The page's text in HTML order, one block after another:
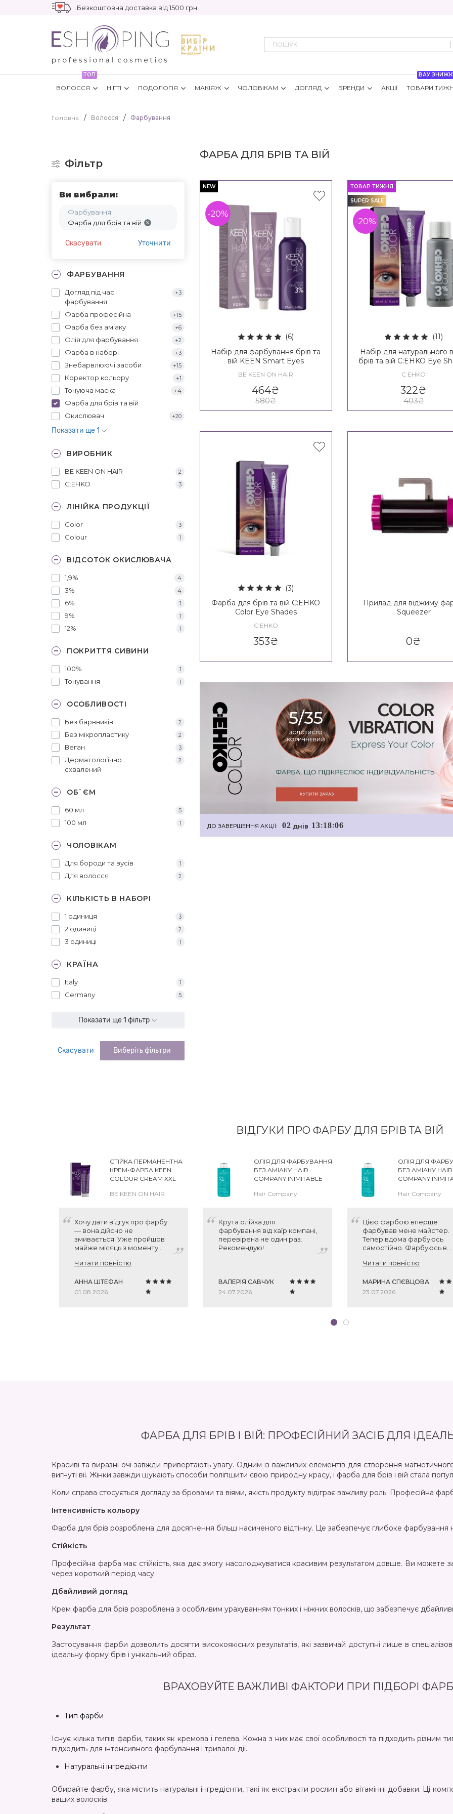
Безкоштовна доставка від 1500 грн
ТОП
ВОЛОССЯ НІГТІ ПОДОЛОГІЯ МАКІЯЖ ЧОЛОВІКАМ ДОГЛЯД БРЕНДИ АКЦІЇ
ВАУ
ТОВАРИ
Головна Волосся Фарбування
Фільтр
Ви вибрали:
Фарбування:
Фарба для брів та вій
Скасувати Уточнити
ФАРБУВАННЯ
Догляд під час
фарбування
+3
Фарба професійна +15
Фарба без аміаку +6
Олія для фарбування +2
Фарба в наборі +3
Знебарвлюючі засоби +15
Коректор кольору +1
Тонуюча маска +4
Фарба для брів та вій
Окислювач
+20
Показати ще 1
ВИРОБНИК
BE KEEN ON HAIR 2
C:EHKO 3
ЛІНІЙКА ПРОДУКЦІЇ
Color 3
Colour 1
ВІДСОТОК ОКИСЛЮВАЧА
1,9% 4
3% 4
6% 1
9% 1
12% 1
ПОКРИТТЯ CИВИНИ
100% 1
Тонування 1
ОСОБЛИВОСТІ
Без барвників 2
Без мікропластику 2
Веган 3
Дерматологічно
схвалений
2
ОБ`ЄМ
60 мл 5
100 мл 1
ЧОЛОВІКАМ
Для бороди та вусів 1
Для волосся 2
КІЛЬКІСТЬ В НАБОРІ
1 одиниця 3
2 одиниці 2
3 одиниці 1
КРАЇНА
Italy 1
Germany 5
Показати ще 1 фільтр
Скасувати Виберіть фільтри
ФАРБА ДЛЯ БРІВ ТА ВІЙ
NEW
-20%
(6)
Набір для фарбування брів та
вій KEEN Smart Eyes
BE KEEN ON HAIR
464₴
580₴
ТОВАР ТИЖНЯ
SUPER SALE
-20%
(11)
Набір для натурального
брів та вій C:EHKO Eye
C:EHKO
322₴
403₴
(3)
Фарба для брів та вій C:EHKO
Color Eye Shades
C:EHKO
353₴
Прилад для віджиму
Squeezer
0₴
ДО ЗАВЕРШЕННЯ АКЦІЇ: 02 днiв 13:18:05
ВІДГУКИ ПРО ФАРБУ ДЛЯ БРІВ ТА ВІЙ
СТІЙКА ПЕРМАНЕНТНА
КРЕМ-ФАРБА KEEN
COLOUR CREAM XXL
BE KEEN ON HAIR
Хочу дати відгук про фарбу
— вона дійсно не
змивається! Уже пройшов
майже місяць з моменту
фарби за цей час з мого
було видно на декілька см
по довжині, вони не
Читати повністю
АННА ШТЕФАН
01.08.2026
ОЛІЯ ДЛЯ ФАРБУВАННЯ
БЕЗ АМІАКУ HAIR
COMPANY INIMITABLE
Hair Company
Крута олійка для
фарбування від хаїр компані,
перевірена не один раз.
Рекомендую!
ВАЛЕРІЯ САВЧУК
24.07.2026
ОЛІЯ ДЛЯ
БЕЗ АМІАКУ HAIR
COMPANY
Hair Company
Цією фарбою вперше
фарбував мене майстер.
Тепер вдома фарбуюсь
самостійно. Фарбуюсь в
та блискуче, вона не
сушить і дуже мʼяке.
Вимивається швидше
Читати повністю
МАРИНА СПЄВЦОВА
23.07.2026
ФАРБА ДЛЯ БРІВ І ВІЙ: ПРОФЕСІЙНИЙ ЗАСІБ ДЛЯ
Красиві та виразні очі завжди привертають увагу. Одним із важливих елементів для створення
вигнуті вії. Жінки завжди шукають способи поліпшити свою природну красу, і фарба для брів і вій стала
Коли справа стосується догляду за бровами та віями, якість продукту відіграє важливу роль. Професійна
Інтенсивність кольору
Фарба для брів розроблена для досягнення більш насиченого відтінку. Це забезпечує глибоке фарбування
Стійкість
Професійна фарба має стійкість, яка дає змогу насолоджуватися красивим результатом довше. Ви можете
через короткий період часу.
Дбайливий догляд
Крем фарба для брів розроблена з особливим урахуванням тонких і ніжних волосків, що забезпечує
Результат
Застосування фарби дозволить досягти високоякісних результатів, які зазвичай доступні лише в
ідеальну форму брів і унікальний образ.
ВРАХОВУЙТЕ ВАЖЛИВІ ФАКТОРИ ПРИ ПІДБОРІ
Тип фарби
Існує кілька типів фарби, таких як кремова і гелева. Кожна з них має свої особливості та підходить
підходить для інтенсивного фарбування і тривалої дії.
Натуральні інгредієнти
Обирайте фарбу, яка містить натуральні інгредієнти, такі як екстракти рослин або вітамінні добавки. Ці
ваших волосків.